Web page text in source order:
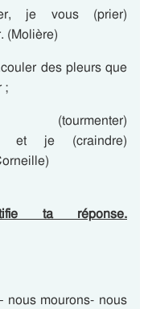
je vous (prier)
des pleurs que
;
je (craindre)
ta réponse.
nous mourons- nous